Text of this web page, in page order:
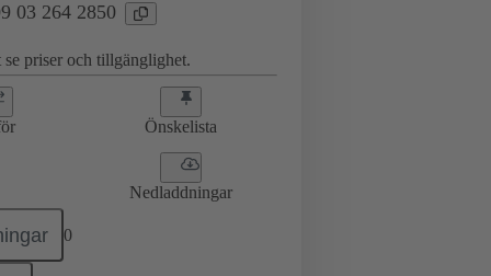
03 264 2850
priser och tillgänglighet.
Önskelista
Nedladdningar
0